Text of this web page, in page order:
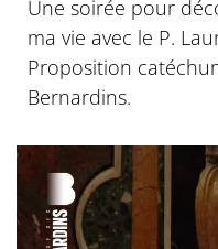
Une soirée pour
ma vie avec le P.
Proposition
Bernardins.